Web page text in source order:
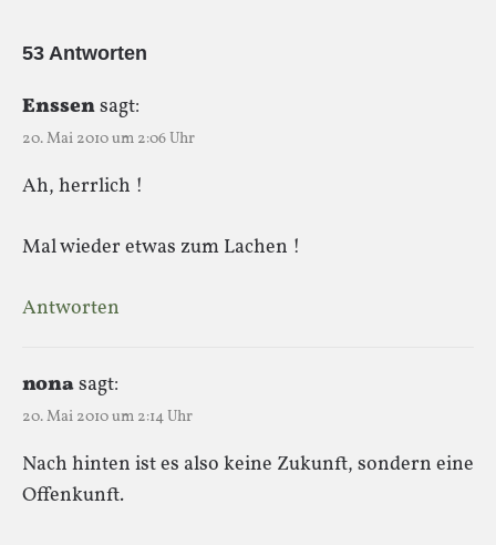
53 Antworten
Enssensagt:
20. Mai 2010 um 2:06 Uhr
Ah, herrlich !
Mal wieder etwas zum Lachen !
Antworten
nonasagt:
20. Mai 2010 um 2:14 Uhr
Nach hinten ist es also keine Zukunft, sondern eine
Offenkunft.